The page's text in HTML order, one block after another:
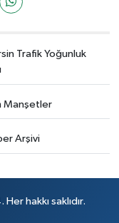
Trafik Yoğunluk
Manşetler
Arşivi
hakkı saklıdır.